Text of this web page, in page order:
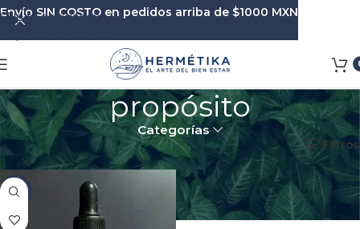
Skip to navigation
propósito
Categorías
Inicio Productos etiquetados “propósito” Filtros
-8%
Envío SIN COSTO en pedidos arriba de $1000 MXN